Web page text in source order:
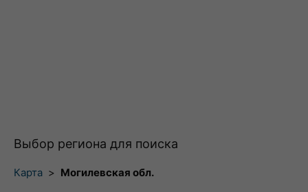
Выбор региона для поиска
Карта > Могилевская обл.